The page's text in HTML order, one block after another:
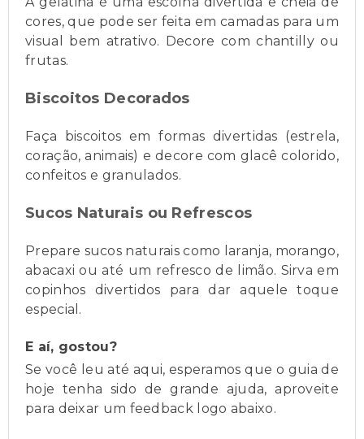
cores, que pode ser feita em camadas para um
visual bem atrativo. Decore com chantilly ou
frutas.
Biscoitos Decorados
Faça biscoitos em formas divertidas (estrela,
coração, animais) e decore com glacê colorido,
confeitos e granulados.
Sucos Naturais ou Refrescos
Prepare sucos naturais como laranja, morango,
abacaxi ou até um refresco de limão. Sirva em
copinhos divertidos para dar aquele toque
especial.
E aí, gostou?
Se você leu até aqui, esperamos que o guia de
hoje tenha sido de grande ajuda, aproveite
para deixar um feedback logo abaixo.